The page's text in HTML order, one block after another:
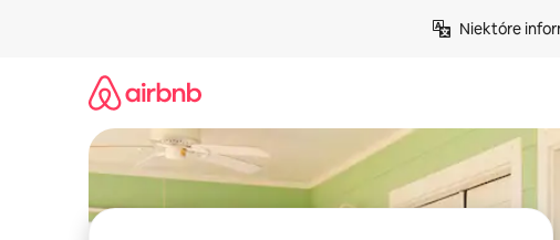
Niektóre